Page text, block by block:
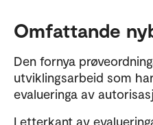
Omfattande
Den fornya
utviklingsarbeid som
evalueringa av
I etterkant av